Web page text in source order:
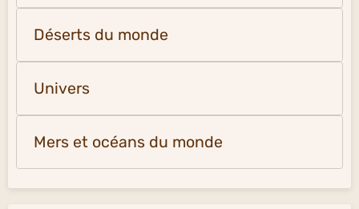
Déserts du monde
Univers
Mers et océans du monde